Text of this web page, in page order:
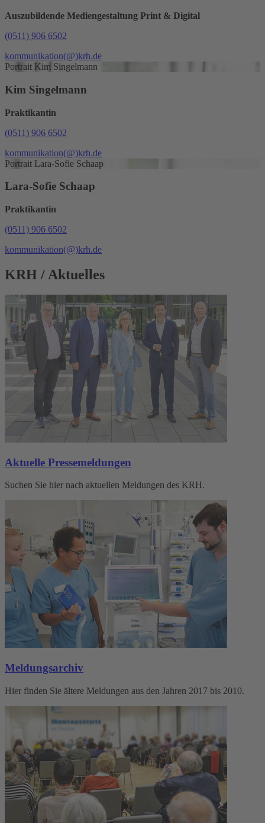
Auszubildende Mediengestaltung Print & Digital
(0511) 906 6502
kommunikation(@)krh.de
Portrait Kim Singelmann
Kim Singelmann
Praktikantin
(0511) 906 6502
kommunikation(@)krh.de
Portrait Lara-Sofie Schaap
Lara-Sofie Schaap
Praktikantin
(0511) 906 6502
kommunikation(@)krh.de
KRH / Aktuelles
Aktuelle Pressemeldungen
Suchen Sie hier nach aktuellen Meldungen des KRH.
Meldungsarchiv
Hier finden Sie ältere Meldungen aus den Jahren 2017 bis 2010.